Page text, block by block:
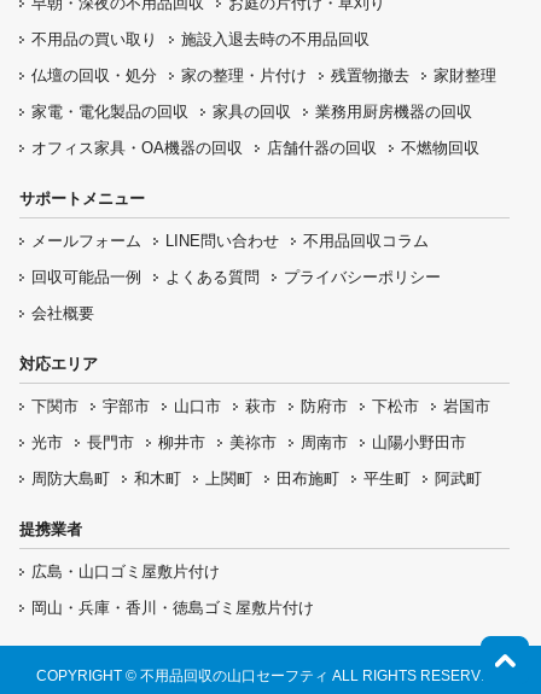
不用品の買い取り 施設入退去時の不用品回収
仏壇の回収・処分 家の整理・片付け 残置物撤去
家財整理
家電・電化製品の回収
家具の回収 業務用厨房機器の回収
オフィス家具 ・OA機器の回収 店舗什器の回収 不燃物回収
サポートメニュー
メールフォーム LINE問い合わせ
不用品回収コラム
回収可能品一例
よくある質問
プライバシーポリシー
会社概要
対応エリア
下関市 宇部市 山口市 萩市 防府市 下松市
岩国市
光市
長門市 柳井市 美祢市 周南市
山陽小野田市
周防大島町
和木町 上関町 田布施町 平生町 阿武町
提携業者
広島・山口ゴミ屋敷片付け
岡山・兵庫・香川・徳島ゴミ屋敷片付け
COPYRIGHT © 不用品回収の山口セーフティ ALL RIGHTS RESERVED.